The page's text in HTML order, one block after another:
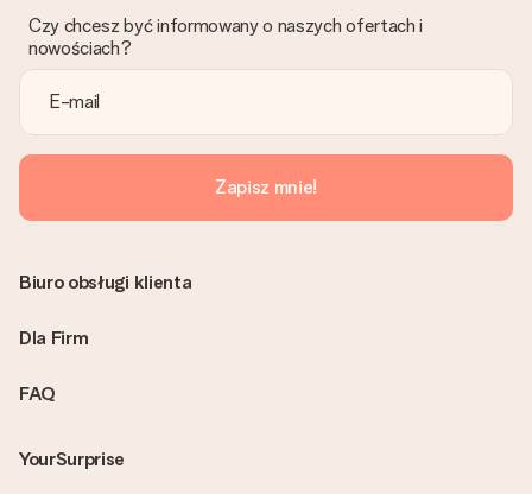
Czy faktura jest wysyłana razem z zamówieniem?
Żaden rachunek lub faktura nie jest wysyłany z zamówieniem.
Możesz ją również znaleźć na koncie MySurprise. Dzięki temu
możesz wysłać prezent bezpośrednio do odbiorcy, co będzie
prawdziwą niespodzianką!
Czy chcesz być informowany o naszych ofertach i
nowościach?
Zapisz mnie!
FAQ
YourSurprise
Biuro obsługi klienta
Dla Firm